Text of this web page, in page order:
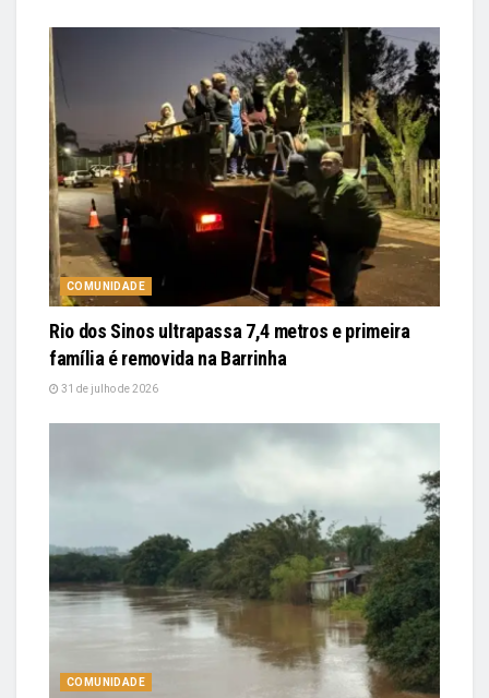
COMUNIDADE
Rio dos Sinos ultrapassa 7,4 metros e primeira
família é removida na Barrinha
31 de julho de 2026
COMUNIDADE